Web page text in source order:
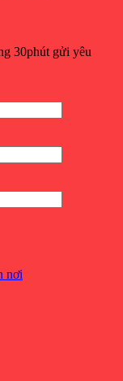
30phút gửi yêu
nơi